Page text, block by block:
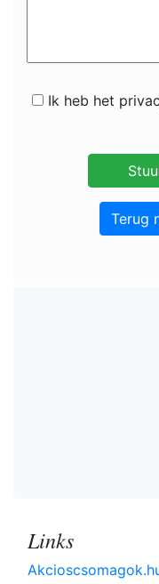
Ik heb het
Terug
Links